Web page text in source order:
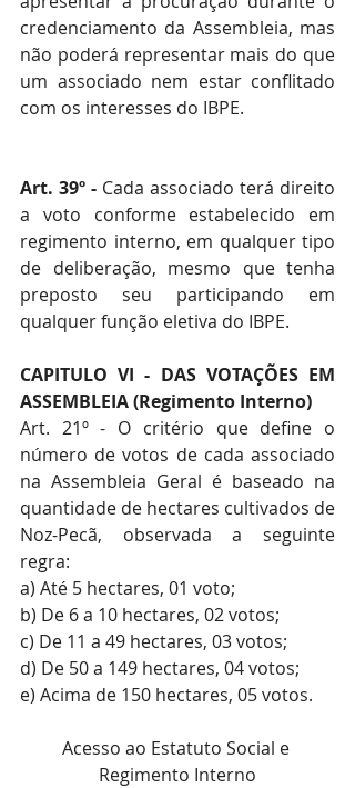
credenciamento da Assembleia, mas
não poderá representar mais do que
um associado nem estar conflitado
com os interesses do IBPE.
Art. 39º - Cada associado terá direito
a voto conforme estabelecido em
regimento interno, em qualquer tipo
de deliberação, mesmo que tenha
preposto seu participando em
qualquer função eletiva do IBPE.
CAPITULO VI - DAS VOTAÇÕES EM
ASSEMBLEIA (Regimento Interno)
Art. 21º - O critério que define o
número de votos de cada associado
na Assembleia Geral é baseado na
quantidade de hectares cultivados de
Noz-Pecã, observada a seguinte
regra:
a) Até 5 hectares, 01 voto;
b) De 6 a 10 hectares, 02 votos;
c) De 11 a 49 hectares, 03 votos;
d) De 50 a 149 hectares, 04 votos;
e) Acima de 150 hectares, 05 votos.
Acesso ao Estatuto Social e
Regimento Interno